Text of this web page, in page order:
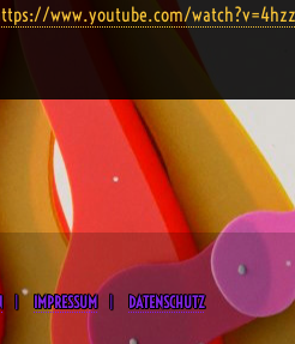
www.youtube.com/
IMPRESSUM DATENSCHUTZ